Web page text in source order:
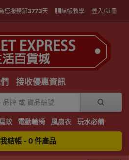
您服務第3773天 結帳教學 登入/註冊
接收優惠資訊
蚊 電動輪椅 風扇衣 玩水必備
結帳 - 0 件產品